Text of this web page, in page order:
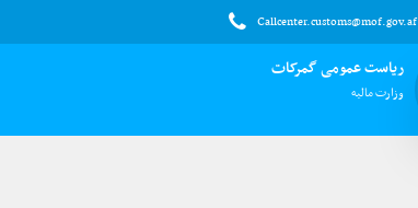
Callcenter.customs@mof.gov.af
ریاست عمومی گمرکات
وزارت مالیه